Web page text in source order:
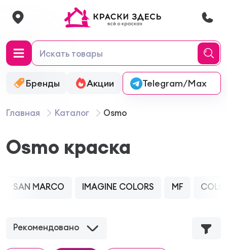
Бренды Акции Онлайн-колеровка
Telegram/Max
Главная Каталог Osmo
Osmo краска
Рекомендовано
SAN MARCO IMAGINE COLORS MF